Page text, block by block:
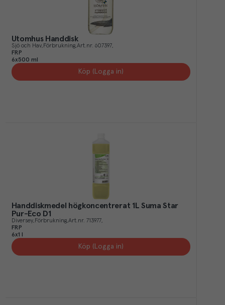
Utomhus Handdisk
Sjö och Hav Förbrukning Art.nr. 607397
FRP
6x500 ml
Köp (Logga in)
Handdiskmedel högkoncentrerat 1L Suma Star
Pur-Eco D1
Diversey Förbrukning Art.nr. 713977
FRP
6x1 l
Köp (Logga in)